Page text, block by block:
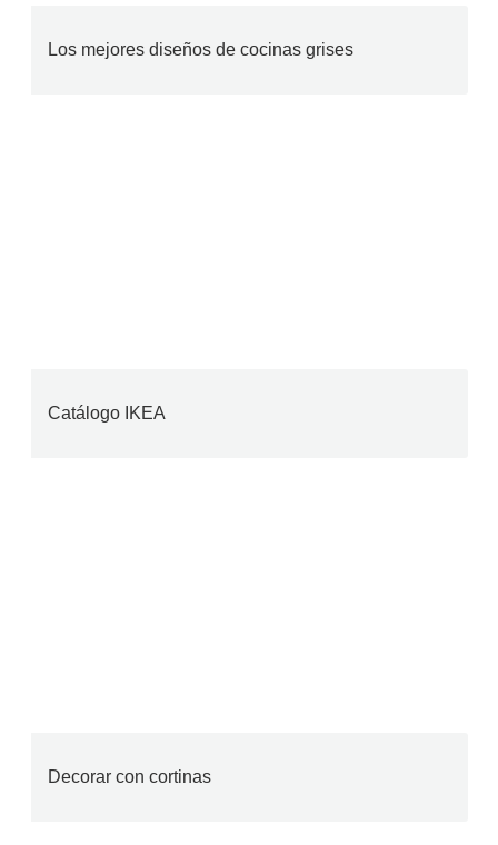
Los mejores diseños de cocinas grises
Catálogo IKEA
Decorar con cortinas